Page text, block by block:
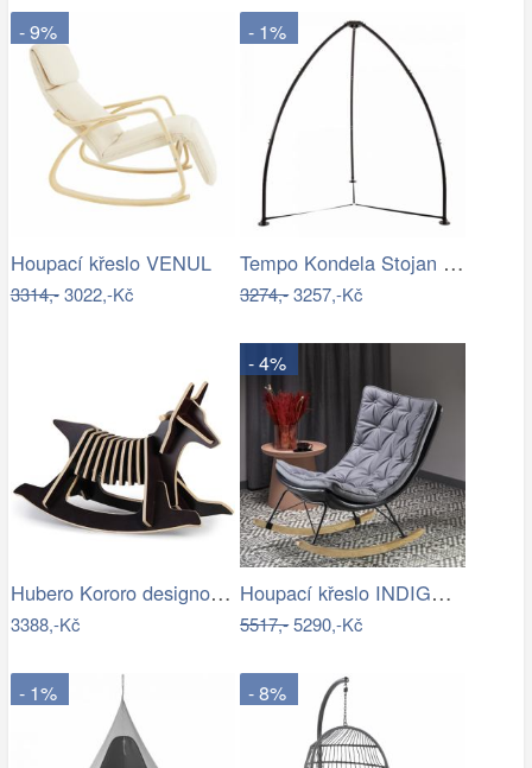
- 9%
Houpací křeslo VENUL
3314,-3022,-Kč
- 1%
Tempo Kondela Stojan na závěsné křeslo…
3274,-3257,-Kč
Hubero Kororo designové houpací psi…
3388,-Kč
- 4%
Houpací křeslo INDIGO Halmar
5517,-5290,-Kč
- 1% - 8%